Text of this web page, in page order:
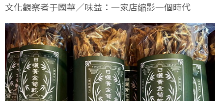
文化觀察者于國華／味益：一家店縮影一個時代